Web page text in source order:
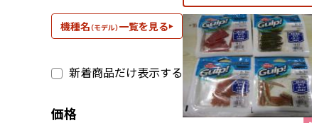
機種名（モデル）一覧を見る
新着商品だけ表示する
価格